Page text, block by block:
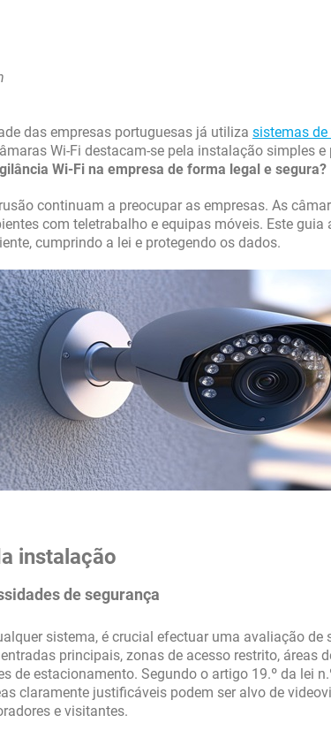
das empresas portuguesas já utiliza sistemas
Wi-Fi destacam-se pela instalação simples
Wi-Fi na empresa de forma legal e segura?
continuam a preocupar as empresas. As
com teletrabalho e equipas móveis. Este
cumprindo a lei e protegendo os dados.
instalação
de segurança
sistema, é crucial efectuar uma avaliação
principais, zonas de acesso restrito, áreas
de estacionamento. Segundo o artigo 19.º da lei
claramente justificáveis podem ser alvo de
e visitantes.